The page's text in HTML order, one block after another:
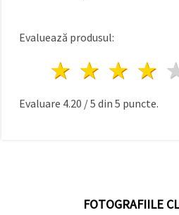
Evaluează produsul:
3
2 stele
1 stea
Evaluare 4.20 /5 din 5 puncte.
FOTOGRAFIILE